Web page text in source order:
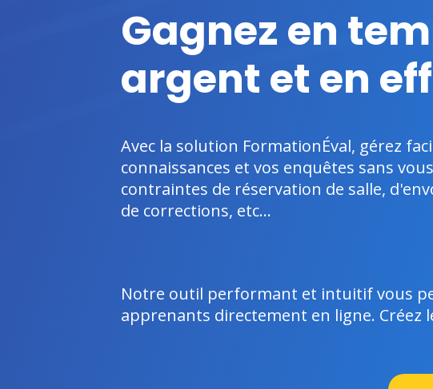
Gagnez en
argent et en
Avec la solution FormationÉval, gérez
connaissances et vos enquêtes sans
contraintes de réservation de salle,
de corrections, etc...
Notre outil performant et intuitif vous
apprenants directement en ligne.